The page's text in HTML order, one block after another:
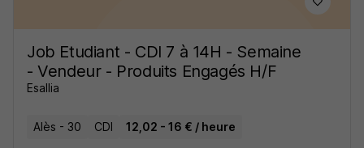
Job Etudiant - CDI 7 à 14H - Semaine
- Vendeur - Produits Engagés H/F
Esallia
Alès - 30 CDI 12,02 - 16 € / heure